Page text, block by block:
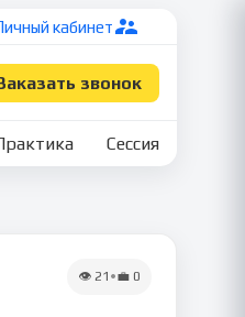
кабинет
звонок
Сессия
👁 21 •💼 0